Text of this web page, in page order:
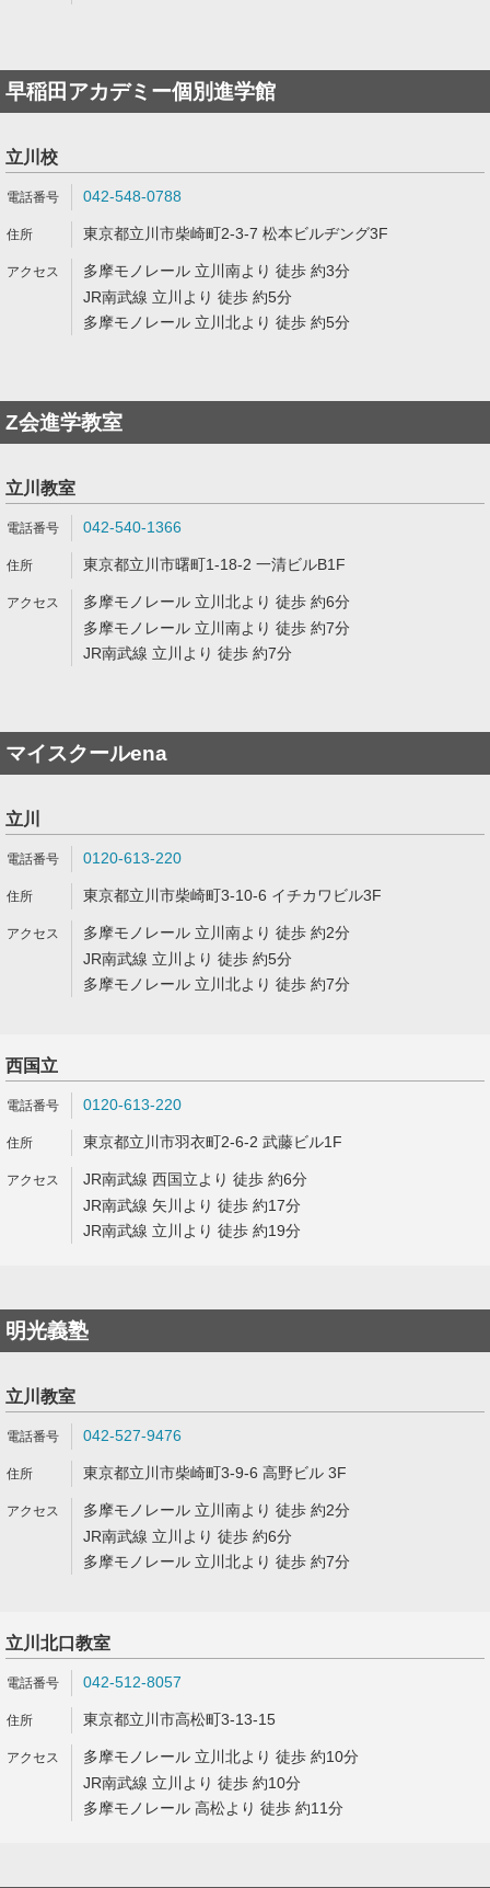
早稲田アカデミー個別進学館
立川校
042-548-0788
東京都立川市柴崎町2-3-7 松本ビルヂング3F
多摩モノレール 立川南より 徒歩 約3分
JR南武線 立川より 徒歩 約5分
多摩モノレール 立川北より 徒歩 約5分
Z会進学教室
立川教室
042-540-1366
東京都立川市曙町1-18-2 一清ビルB1F
多摩モノレール 立川北より 徒歩 約6分
多摩モノレール 立川南より 徒歩 約7分
JR南武線 立川より 徒歩 約7分
マイスクールena
立川
0120-613-220
東京都立川市柴崎町3-10-6 イチカワビル3F
多摩モノレール 立川南より 徒歩 約2分
JR南武線 立川より 徒歩 約5分
多摩モノレール 立川北より 徒歩 約7分
西国立
0120-613-220
東京都立川市羽衣町2-6-2 武藤ビル1F
JR南武線 西国立より 徒歩 約6分
JR南武線 矢川より 徒歩 約17分
JR南武線 立川より 徒歩 約19分
明光義塾
立川教室
042-527-9476
東京都立川市柴崎町3-9-6 高野ビル 3F
多摩モノレール 立川南より 徒歩 約2分
JR南武線 立川より 徒歩 約6分
多摩モノレール 立川北より 徒歩 約7分
立川北口教室
042-512-8057
東京都立川市高松町3-13-15
多摩モノレール 立川北より 徒歩 約10分
JR南武線 立川より 徒歩 約10分
多摩モノレール 高松より 徒歩 約11分